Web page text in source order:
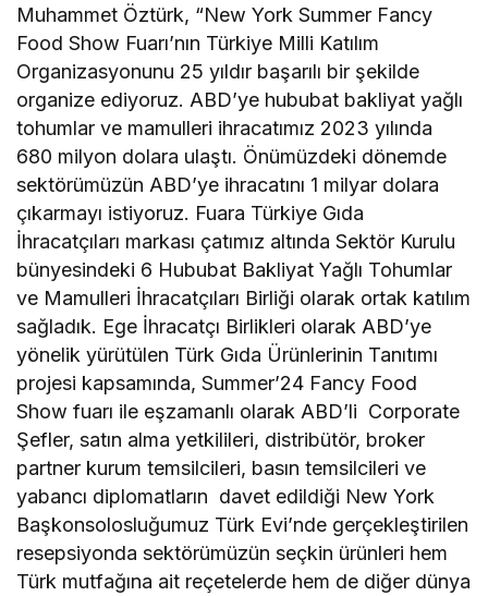
Muhammet Öztürk, “New York Summer Fancy
Food Show Fuarı’nın Türkiye Milli Katılım
Organizasyonunu 25 yıldır başarılı bir şekilde
organize ediyoruz. ABD’ye hububat bakliyat yağlı
tohumlar ve mamulleri ihracatımız 2023 yılında
680 milyon dolara ulaştı. Önümüzdeki dönemde
sektörümüzün ABD’ye ihracatını 1 milyar dolara
çıkarmayı istiyoruz. Fuara Türkiye Gıda
İhracatçıları markası çatımız altında Sektör Kurulu
bünyesindeki 6 Hububat Bakliyat Yağlı Tohumlar
ve Mamulleri İhracatçıları Birliği olarak ortak katılım
sağladık. Ege İhracatçı Birlikleri olarak ABD’ye
yönelik yürütülen Türk Gıda Ürünlerinin Tanıtımı
projesi kapsamında, Summer’24 Fancy Food
Show fuarı ile eşzamanlı olarak ABD’li Corporate
Şefler, satın alma yetkilileri, distribütör, broker
partner kurum temsilcileri, basın temsilcileri ve
yabancı diplomatların davet edildiği New York
Başkonsolosluğumuz Türk Evi’nde gerçekleştirilen
resepsiyonda sektörümüzün seçkin ürünleri hem
Türk mutfağına ait reçetelerde hem de diğer dünya